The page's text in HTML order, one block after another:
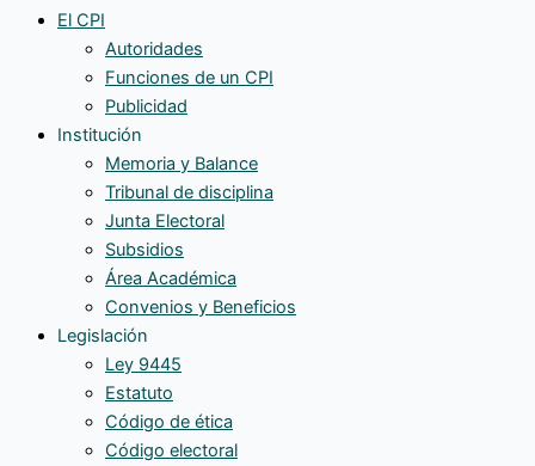
El CPI
Autoridades
Funciones de un CPI
Publicidad
Institución
Memoria y Balance
Tribunal de disciplina
Junta Electoral
Subsidios
Área Académica
Convenios y Beneficios
Legislación
Ley 9445
Estatuto
Código de ética
Código electoral